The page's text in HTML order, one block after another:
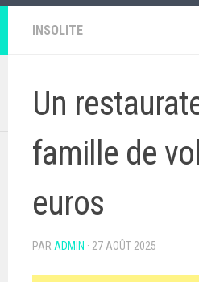
INSOLITE
Un
famille de
euros
PAR ADMIN · 27 AOÛT 2025